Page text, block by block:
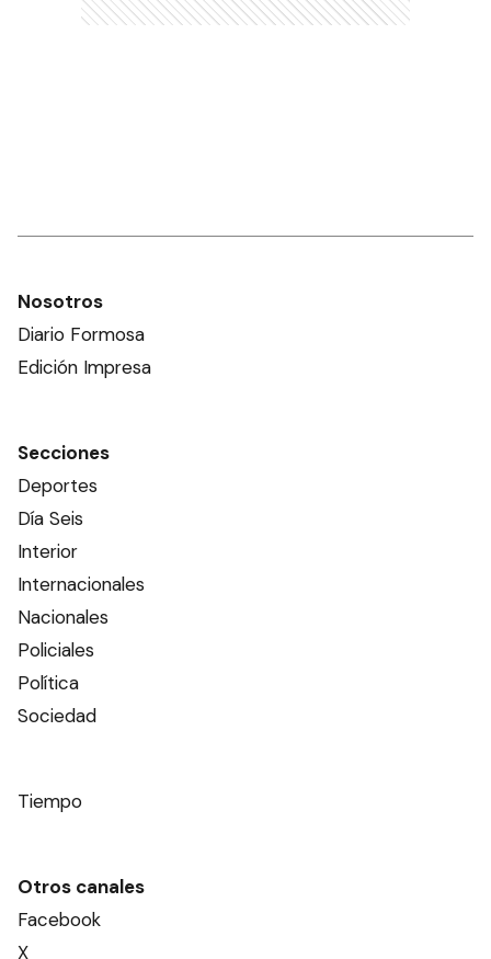
Nosotros
Diario Formosa
Edición Impresa
Secciones
Deportes
Día Seis
Interior
Internacionales
Nacionales
Policiales
Política
Sociedad
Tiempo
Otros canales
Facebook
X